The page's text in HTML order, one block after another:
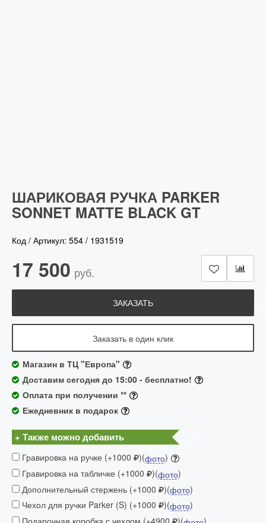
ШАРИКОВАЯ РУЧКА PARKER
SONNET MATTE BLACK GT
Код / Артикул: 554 / 1931519
17 500 руб.
ЗАКАЗАТЬ
Заказать в один клик
Магазин в ТЦ "Европа"
Доставим сегодня до 15:00 - бесплатно!
Оплата при получении **
Ежедневник в подарок
+ Также можно добавить
Гравировка на ручке (+1000 )(фото)
Гравировка на табличке (+1000
)(фото)
Дополнительный стержень (+1000
)(фото)
Чехол для ручки Parker (S) (+1000
)(фото)